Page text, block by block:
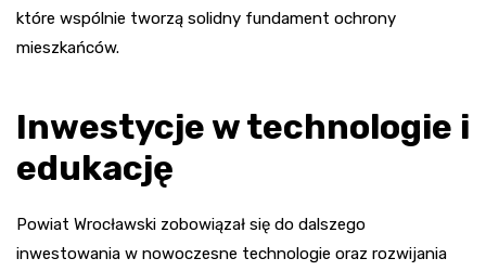
które wspólnie tworzą solidny fundament ochrony
mieszkańców.
Inwestycje w technologie i
edukację
Powiat Wrocławski zobowiązał się do dalszego
inwestowania w nowoczesne technologie oraz rozwijania